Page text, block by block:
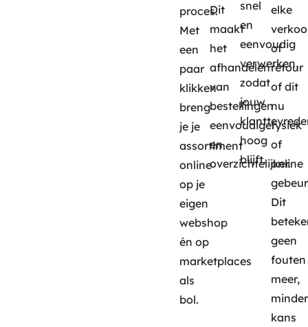
proces.
Met
een
paar
klikken
breng
je je
assortiment
online
op je
eigen
webshop
én op
marketplaces
als
bol.
Dit
maakt
het
afhandelen
van
bestellingen
eenvoudiger
en
overzichtelijker.
snel
en
eenvoudig
verwerken,
zodat
jouw
hoog
blijft.
elke
of
retour
of dit
nu
fysiek
of
online
Dit
geen
fouten
meer,
minder
kans